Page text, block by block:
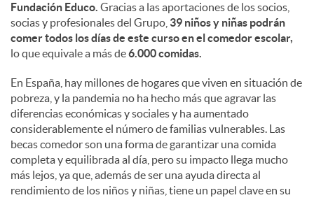
e
n
i
d
Fundación Educo. Gracias a las aportaciones de los socios,
socias y profesionales del Grupo, 39 niños y niñas podrán
comer todos los días de este curso en el comedor escolar,
lo que equivale a más de6.000 comidas.
En España, hay millones de hogares que viven en situación de
pobreza, y la pandemia no ha hecho más que agravar las
diferencias económicas y sociales y ha aumentado
considerablemente el número de familias vulnerables. Las
becas comedor son una forma de garantizar una comida
completa y equilibrada al día, pero su impacto llega mucho
más lejos, ya que, además de ser una ayuda directa al
rendimiento de los niños y niñas, tiene un papel clave en su